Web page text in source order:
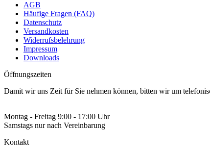
AGB
Häufige Fragen (FAQ)
Datenschutz
Versandkosten
Widerrufsbelehrung
Impressum
Downloads
Öffnungszeiten
Damit wir uns Zeit für Sie nehmen können, bitten wir um
Montag - Freitag 9:00 - 17:00 Uhr
Samstags nur nach Vereinbarung
Kontakt